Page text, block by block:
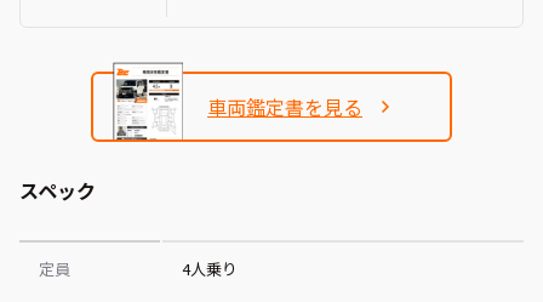
車両鑑定書を見る
スペック
定員 4人乗り